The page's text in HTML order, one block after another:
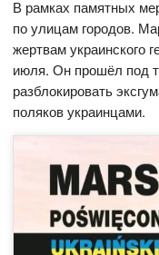
В рамках памятных
по улицам городов.
жертвам украинского
июля. Он прошёл под
разблокировать
поляков украинцами.